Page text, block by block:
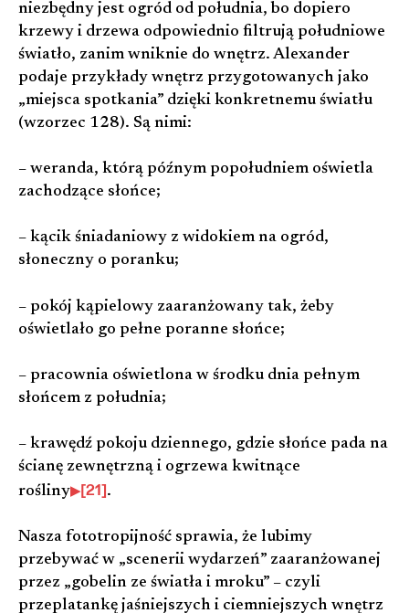
niezbędny jest ogród od południa, bo dopiero
krzewy i drzewa odpowiednio filtrują południowe
światło, zanim wniknie do wnętrz. Alexander
podaje przykłady wnętrz przygotowanych jako
„miejsca spotkania” dzięki konkretnemu światłu
(wzorzec 128). Są nimi:
– weranda, którą późnym popołudniem oświetla
zachodzące słońce;
– kącik śniadaniowy z widokiem na ogród,
słoneczny o poranku;
– pokój kąpielowy zaaranżowany tak, żeby
oświetlało go pełne poranne słońce;
– pracownia oświetlona w środku dnia pełnym
słońcem z południa;
– krawędź pokoju dziennego, gdzie słońce pada na
ścianę zewnętrzną i ogrzewa kwitnące
rośliny
[21].
Nasza fototropijność sprawia, że lubimy
przebywać w „scenerii wydarzeń” zaaranżowanej
przez „gobelin ze światła i mroku” – czyli
przeplatankę jaśniejszych i ciemniejszych wnętrz